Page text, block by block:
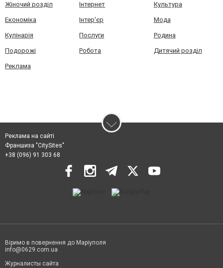
Жіночий розділ Інтернет Культура
Економіка Інтер'єр Мода
Кулінарія Послуги Родина
Подорожі Робота Дитячий розділ
Реклама
Реклама на сайті
Франшиза "CitySites"
+38 (096) 91 303 68
Віримо в повернення до Маріуполя
info@0629.com.ua
Журналисты сайта